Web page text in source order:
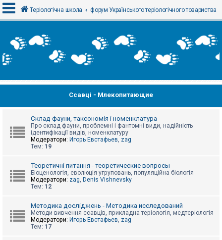
х
і
т
р
а
б
е
Теріологічна школа форум Українського теріологічного товариства
Ссавці - Млекопитающие
Склад фауни, таксономія і номенклатура
Про склад фауни, проблемні і фантомні види, надійність
ідентифікації видів, номенклатуру
Модератори: Игорь Евстафьев, zag
Тем: 19
Теоретичні питання - теоретические вопросы
Біоценологія, еволюція угруповань, популяційна біологія
Модератори: zag, Denis Vishnevsky
Тем: 12
Методика досліджень - Методика исследований
Методи вивчення ссавців, прикладна теріологія, медтеріологія
Модератори: Игорь Евстафьев, zag
Тем: 17